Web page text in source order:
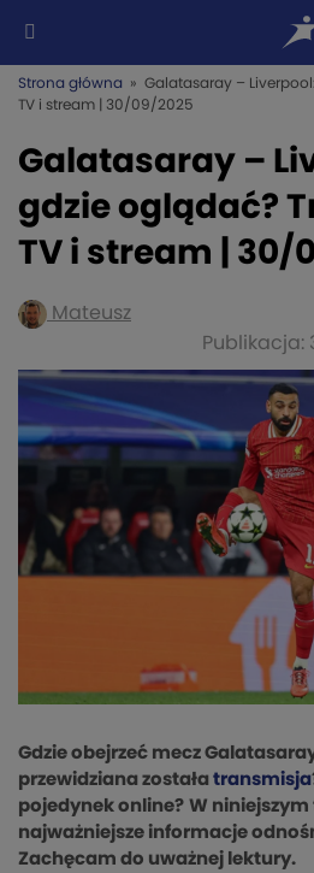
Strona główna » Galatasaray –
TV i stream | 30/09/2025
Galatasaray –
gdzie oglądać?
TV i stream | 30/
Mateusz
Publikacja:
Gdzie obejrzeć mecz
przewidziana została transmisja
pojedynek online? W niniejszym
najważniejsze informacje
Zachęcam do uważnej lektury.